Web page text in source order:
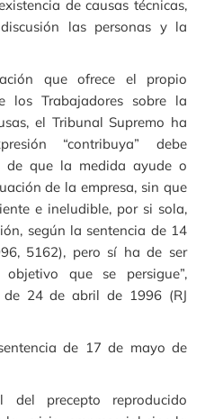
de causas técnicas,
las personas y la
que ofrece el propio
los Trabajadores sobre la
el Tribunal Supremo ha
“contribuya” debe
de que la medida ayude o
de la empresa, sin que
e ineludible, por si sola,
según la sentencia de 14
5162), pero sí ha de ser
que se persigue”,
24 de abril de 1996 (RJ
de 17 de mayo de
del precepto reproducido